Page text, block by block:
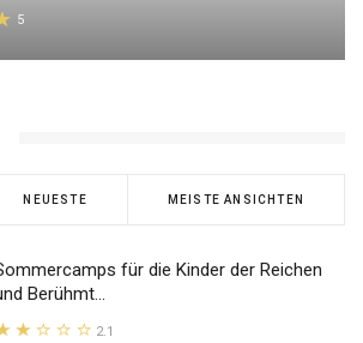
5
NEUESTE MEISTE ANSICHTEN
für die Kinder der Reichen
Berühmt...
2.1